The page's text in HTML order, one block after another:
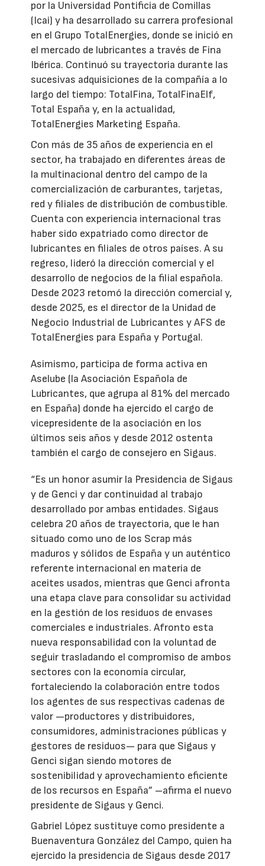
por la Universidad Pontificia de Comillas
(Icai) y ha desarrollado su carrera profesional
en el Grupo TotalEnergies, donde se inició en
el mercado de lubricantes a través de Fina
Ibérica. Continuó su trayectoria durante las
sucesivas adquisiciones de la compañía a lo
largo del tiempo: TotalFina, TotalFinaElf,
Total España y, en la actualidad,
TotalEnergies Marketing España.
Con más de 35 años de experiencia en el
sector, ha trabajado en diferentes áreas de
la multinacional dentro del campo de la
comercialización de carburantes, tarjetas,
red y filiales de distribución de combustible.
Cuenta con experiencia internacional tras
haber sido expatriado como director de
lubricantes en filiales de otros países. A su
regreso, lideró la dirección comercial y el
desarrollo de negocios de la filial española.
Desde 2023 retomó la dirección comercial y,
desde 2025, es el director de la Unidad de
Negocio Industrial de Lubricantes y AFS de
TotalEnergies para España y Portugal.
Asimismo, participa de forma activa en
Aselube (la Asociación Española de
Lubricantes, que agrupa al 81% del mercado
en España) donde ha ejercido el cargo de
vicepresidente de la asociación en los
últimos seis años y desde 2012 ostenta
también el cargo de consejero en Sigaus.
“Es un honor asumir la Presidencia de Sigaus
y de Genci y dar continuidad al trabajo
desarrollado por ambas entidades. Sigaus
celebra 20 años de trayectoria, que le han
situado como uno de los Scrap más
maduros y sólidos de España y un auténtico
referente internacional en materia de
aceites usados, mientras que Genci afronta
una etapa clave para consolidar su actividad
en la gestión de los residuos de envases
comerciales e industriales. Afronto esta
nueva responsabilidad con la voluntad de
seguir trasladando el compromiso de ambos
sectores con la economía circular,
fortaleciendo la colaboración entre todos
los agentes de sus respectivas cadenas de
valor —productores y distribuidores,
consumidores, administraciones públicas y
gestores de residuos— para que Sigaus y
Genci sigan siendo motores de
sostenibilidad y aprovechamiento eficiente
de los recursos en España” –afirma el nuevo
presidente de Sigaus y Genci.
Gabriel López sustituye como presidente a
Buenaventura González del Campo, quien ha
ejercido la presidencia de Sigaus desde 2017